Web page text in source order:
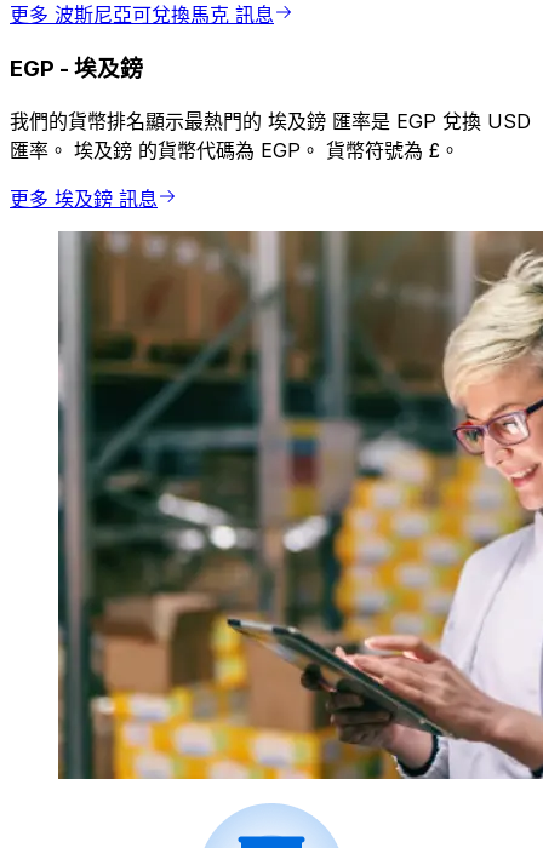
更多 波斯尼亞可兌換馬克 訊息
EGP - 埃及鎊
我們的貨幣排名顯示最熱門的 埃及鎊 匯率是 EGP 兌換 USD
匯率。 埃及鎊 的貨幣代碼為 EGP。 貨幣符號為 £。
更多 埃及鎊 訊息